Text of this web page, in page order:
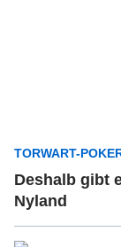
TORWART-
Deshalb gibt
Nyland